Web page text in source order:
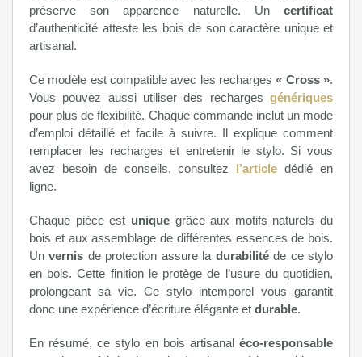
préserve son apparence naturelle. Un certificat
d’authenticité atteste les bois de son caractère unique et
artisanal.
Ce modèle est compatible avec les recharges« Cross ».
Vous pouvez aussi utiliser des recharges génériques
pour plus de flexibilité. Chaque commande inclut un mode
d’emploi détaillé et facile à suivre. Il explique comment
remplacer les recharges et entretenir le stylo. Si vous
avez besoin de conseils, consultez l’article dédié en
ligne.
Chaque pièce est uniquegrâce aux motifs naturels du
bois et aux assemblage de différentes essences de bois.
Unvernis de protection assure la durabilitéde ce stylo
en bois. Cette finition le protège de l’usure du quotidien,
prolongeant sa vie. Ce stylo intemporel vous garantit
donc une expérience d’écriture élégante et durable.
En résumé, ce stylo en bois artisanal éco-responsable